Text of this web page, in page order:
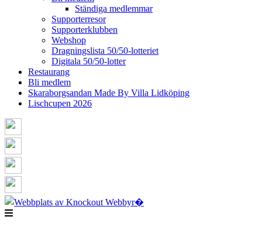
Ständiga medlemmar
Supporterresor
Supporterklubben
Webshop
Dragningslista 50/50-lotteriet
Digitala 50/50-lotter
Restaurang
Bli medlem
Skaraborgsandan Made By Villa Lidköping
Lischcupen 2026